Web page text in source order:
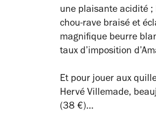
une plaisante acidité ;
chou-rave braisé et
magnifique beurre
taux d’imposition
Et pour jouer aux
Hervé Villemade,
(38 €)...